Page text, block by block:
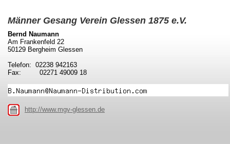
Männer Gesang Verein Glessen 1875 e.V.
Bernd Naumann
Am Frankenfeld 22
50129 Bergheim Glessen
Telefon: 02238 942163
Fax: 02271 49009 18
http://www.mgv-glessen.de